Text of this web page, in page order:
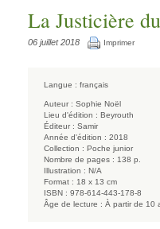
La Justicière
06 juillet 2018 Imprimer
Langue : français
Auteur : Sophie Noël
Lieu d'édition : Beyrouth
Éditeur : Samir
Année d'édition : 2018
Collection : Poche junior
Nombre de pages : 138 p.
Illustration : N/A
Format : 18 x 13 cm
ISBN : 978-614-443-178-8
Âge de lecture : À partir de 10